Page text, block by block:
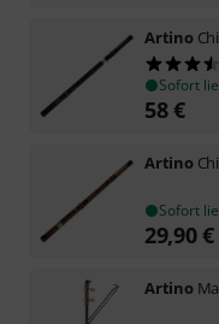
Artino
Sofort
58€
Artino
Sofort
29,90€
Artino